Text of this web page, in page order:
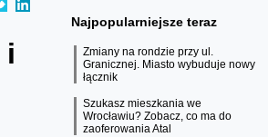
i
Najpopularniejsze teraz
Zmiany na rondzie przy ul.
Granicznej. Miasto wybuduje nowy
łącznik
Szukasz mieszkania we
Wrocławiu? Zobacz, co ma do
zaoferowania Atal